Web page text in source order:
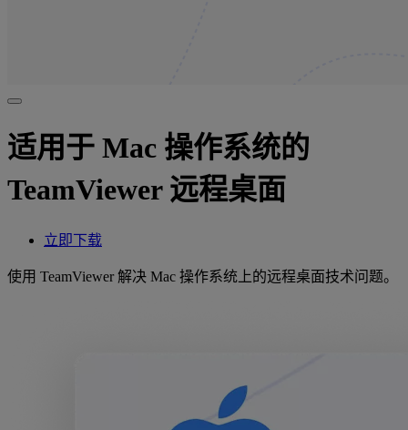
适用于 Mac 操作系统的
TeamViewer 远程桌面
立即下载
使用 TeamViewer 解决 Mac 操作系统上的远程桌面技术问题。